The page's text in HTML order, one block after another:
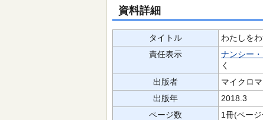
資料詳細
タイトル
わたしを
責任表示
ナンシー
く
出版者
マイクロ
出版年
2018.3
ページ数
1冊(ペー